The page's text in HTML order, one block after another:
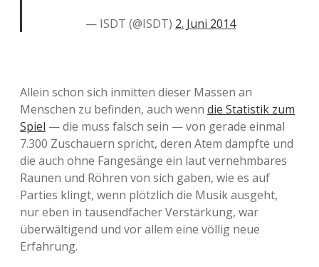
— ISDT (@ISDT) 2. Juni 2014
Allein schon sich inmitten dieser Massen an
Menschen zu befinden, auch wenn die Statistik zum
Spiel — die muss falsch sein — von gerade einmal
7.300 Zuschauern spricht, deren Atem dampfte und
die auch ohne Fangesänge ein laut vernehmbares
Raunen und Röhren von sich gaben, wie es auf
Parties klingt, wenn plötzlich die Musik ausgeht,
nur eben in tausendfacher Verstärkung, war
überwältigend und vor allem eine völlig neue
Erfahrung.